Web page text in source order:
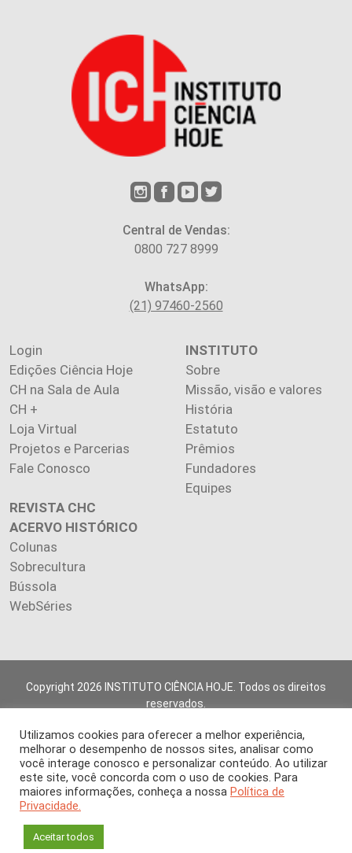
Central de Vendas:
0800 727 8999
WhatsApp:
(21) 97460-2560
Login
Edições Ciência Hoje
CH na Sala de Aula
CH +
Loja Virtual
Projetos e Parcerias
Fale Conosco
INSTITUTO
Sobre
Missão, visão e valores
História
Estatuto
Prêmios
Fundadores
Equipes
REVISTA CHC
ACERVO HISTÓRICO
Colunas
Sobrecultura
Bússola
WebSéries
Copyright 2026 INSTITUTO CIÊNCIA HOJE. Todos os direitos
reservados.
opinião de seus autores.
É proibida a reprodução, integral ou parcial, do conteúdo (imagens
e textos) sem prévia autorização.
Utilizamos cookies para oferecer a melhor experiência,
melhorar o desempenho de nossos sites, analisar como
você interage conosco e personalizar conteúdo. Ao utilizar
este site, você concorda com o uso de cookies. Para
maiores informações, conheça a nossa Política de
Privacidade.
Aceitar todos